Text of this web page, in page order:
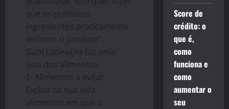
que os primeiros
ingredientes praticamente
definem o produto”.
Gabi Lodewijks faz uma
lista dos alimentos
1- Alimentos a evitar
Exclua da sua vida
alimentos em que o
Score de
crédito: o
que é,
como
funciona e
como
aumentar o
seu